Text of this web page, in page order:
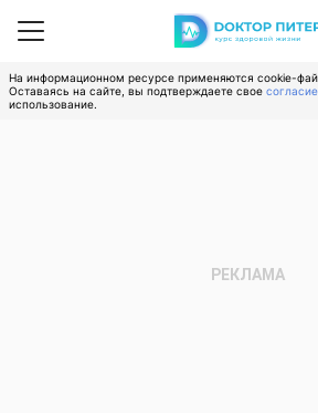
На информационном ресурсе применяются cookie-
Оставаясь на сайте, вы подтверждаете свое согласие
использование.